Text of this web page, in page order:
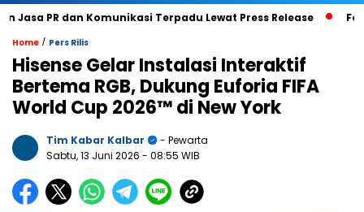
dan Komunikasi Terpadu Lewat Press Release Fokus
Home / Pers Rilis
Hisense Gelar Instalasi Interaktif
Bertema RGB, Dukung Euforia FIFA
World Cup 2026™ di New York
Tim Kabar Kalbar
- Pewarta
Sabtu, 13 Juni 2026 - 08:55 WIB